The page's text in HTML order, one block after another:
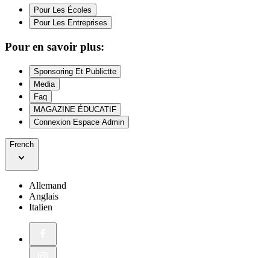
Pour Les Écoles
Pour Les Entreprises
Pour en savoir plus:
Sponsoring Et Publictte
Media
Faq
MAGAZINE ÉDUCATIF
Connexion Espace Admin
French
Allemand
Anglais
Italien